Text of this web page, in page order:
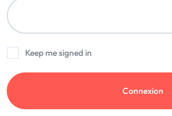
Keep me signed in
Connexion